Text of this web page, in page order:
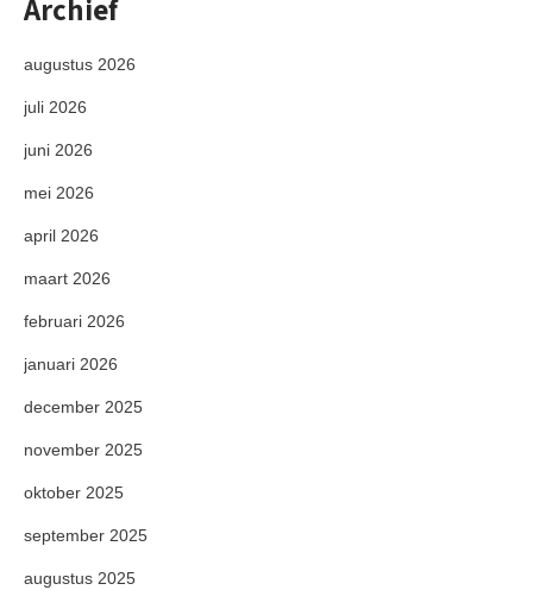
Archief
augustus 2026
juli 2026
juni 2026
mei 2026
april 2026
maart 2026
februari 2026
januari 2026
december 2025
november 2025
oktober 2025
september 2025
augustus 2025